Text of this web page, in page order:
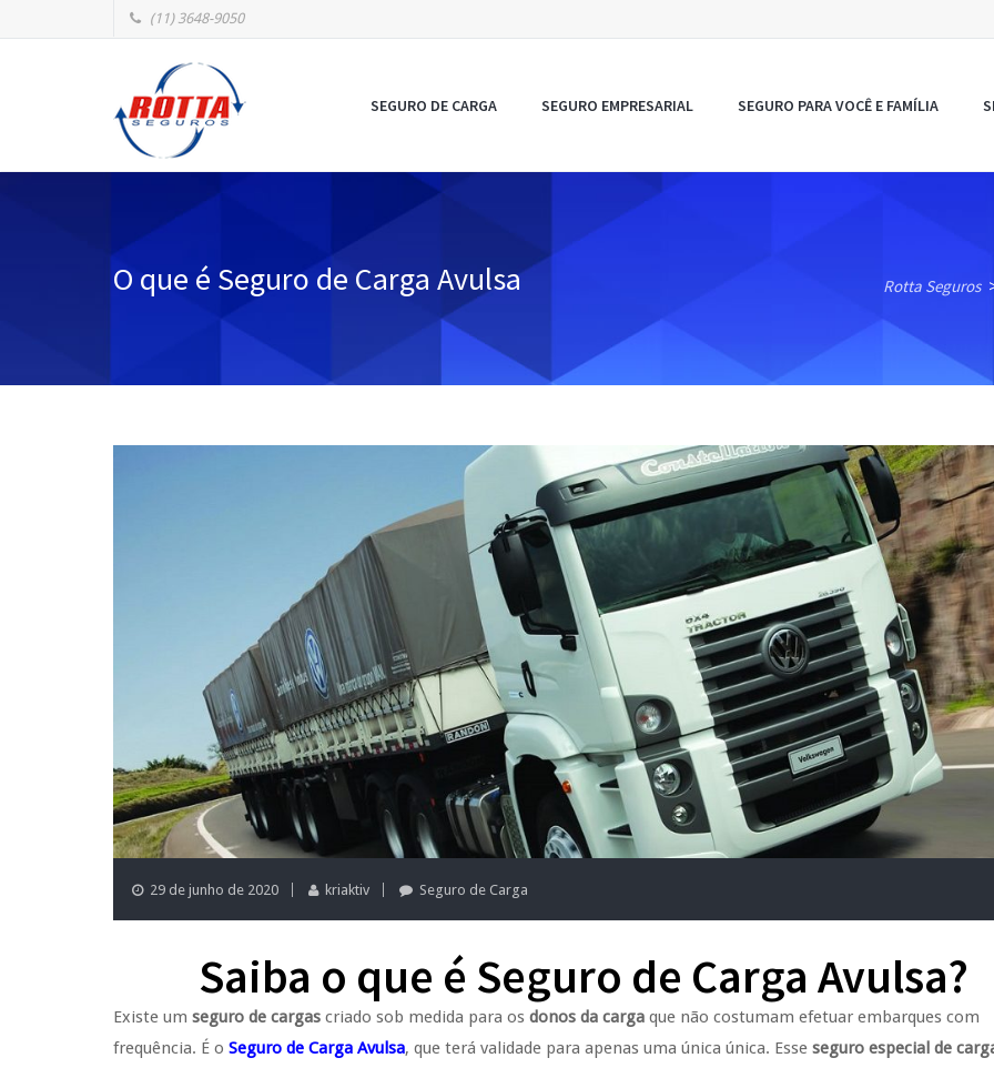
(11) 3648-9050
SEGURO DE CARGA SEGURO EMPRESARIAL SEGURO PARA VOCÊ E FAMÍLIA
O que é Seguro de Carga Avulsa Rotta Seguros
29 de junho de 2020 kriaktiv Seguro de Carga
Saiba o que é Seguro de Carga Avulsa?
Existe um seguro de cargas criado sob medida para os donos da carga que não costumam efetuar embarques com
frequência. É o Seguro de Carga Avulsa, que terá validade para apenas uma única única. Esse seguro especial de